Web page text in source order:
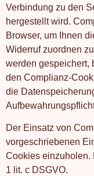
Verbindung zu den
hergestellt wird.
Browser, um Ihnen
Widerruf zuordnen
werden gespeichert,
den Complianz-
die
Der Einsatz von
vorgeschriebenen
Cookies einzuholen.
1 lit. c DSGVO.